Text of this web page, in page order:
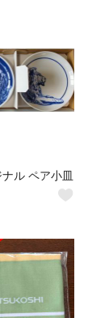
ル ペア小皿